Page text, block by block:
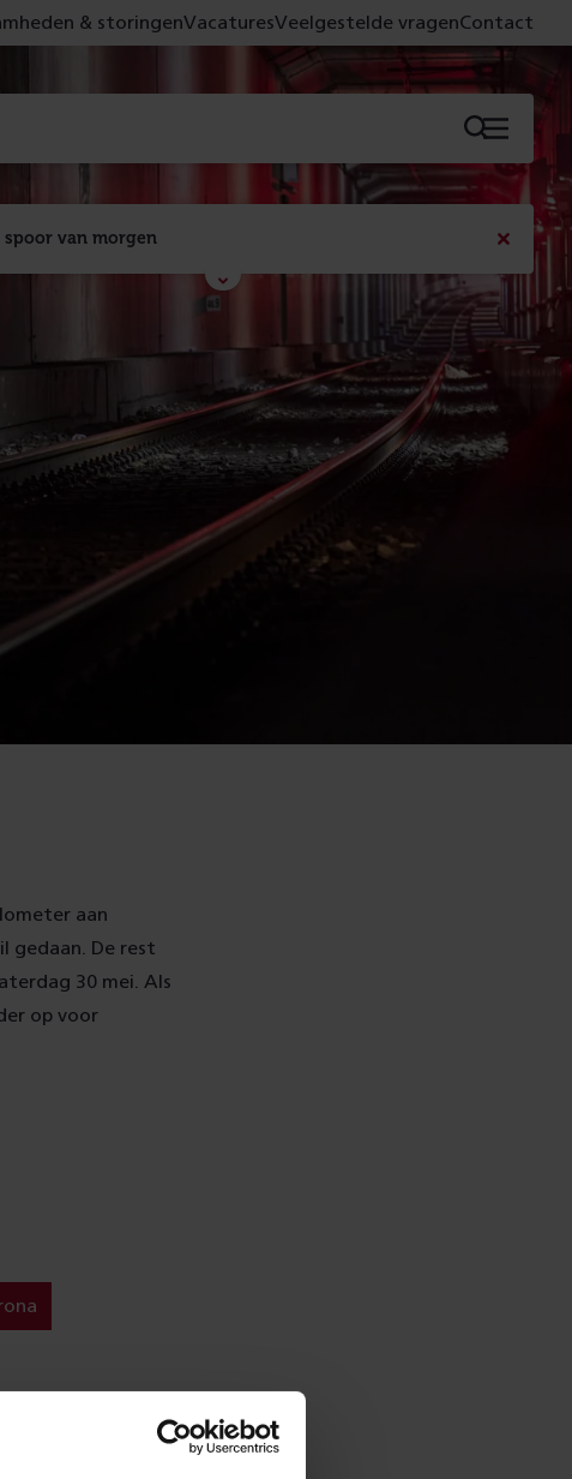
spoor van morgen
Met de campagne 'Voor 't spoor naar morgen' laten
we zien wat er vandaag gebeurt en wat dat -
figuurlijk gezien - morgen oplevert.
sluiten
& storingenVacaturesVeelgestelde vragenContact
Menu
aan
gedaan. De rest
30 mei. Als
op voor